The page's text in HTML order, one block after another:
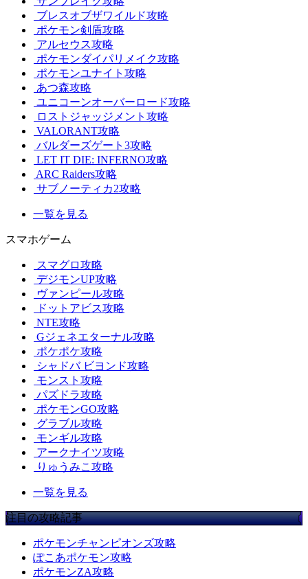
ブレスオブザワイルド攻略
ポケモン剣盾攻略
アルセウス攻略
ポケモンダイパリメイク攻略
ポケモンユナイト攻略
あつ森攻略
ユニコーンオーバーロード攻略
ロストジャッジメント攻略
VALORANT攻略
バルダーズゲート3攻略
LET IT DIE: INFERNO攻略
ARC Raiders攻略
サブノーティカ2攻略
一覧を見る
スマホゲーム
スマグロ攻略
デジモンUP攻略
ヴァンピール攻略
ドットアビス攻略
NTE攻略
Gジェネエターナル攻略
ポケポケ攻略
シャドバ ビヨンド攻略
モンスト攻略
パズドラ攻略
ポケモンGO攻略
グラブル攻略
モンギル攻略
アークナイツ攻略
りゅうみこ攻略
一覧を見る
注目の攻略記事
ポケモンチャンピオンズ攻略
ぽこあポケモン攻略
ポケモンZA攻略